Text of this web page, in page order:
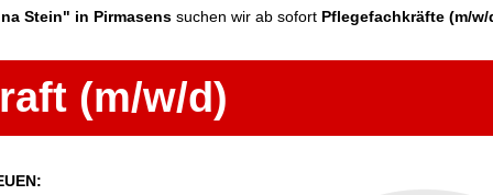
Stein" in Pirmasens suchen wir ab sofort Pflegefachkräfte (m/
(m/w/d)